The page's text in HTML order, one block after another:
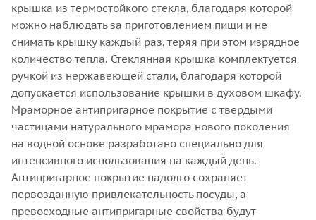
крышка из термостойкого стекла, благодаря которой
можно наблюдать за приготовлением пищи и не
снимать крышку каждый раз, теряя при этом изрядное
количество тепла. Стеклянная крышка комплектуется
ручкой из нержавеющей стали, благодаря которой
допускается использование крышки в духовом шкафу.
Мраморное антипригарное покрытие с твердыми
частицами натурального мрамора нового поколения
на водной основе разработано специально для
интенсивного использования на каждый день.
Антипригарное покрытие надолго сохраняет
первозданную привлекательность посуды, а
превосходные антипригарные свойства будут